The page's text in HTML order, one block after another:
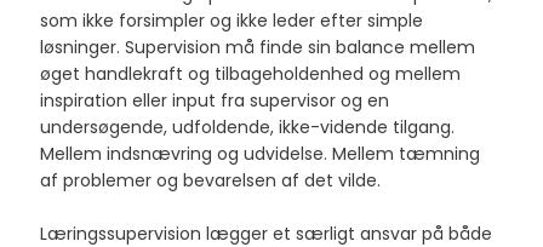
som ikke forsimpler og ikke leder efter simple
løsninger. Supervision må finde sin balance mellem
øget handlekraft og tilbageholdenhed og mellem
inspiration eller input fra supervisor og en
undersøgende, udfoldende, ikke-vidende tilgang.
Mellem indsnævring og udvidelse. Mellem tæmning
af problemer og bevarelsen af det vilde.
Læringssupervision lægger et særligt ansvar på både